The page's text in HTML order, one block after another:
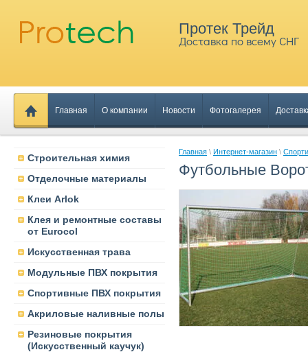
Протек Трейд
Доставка по всему СНГ
Главная О компании Новости Фотогалерея
Строительная химия
Отделочные материалы
Клеи Arlok
Клея и ремонтные составы
от Eurocol
Искусственная трава
Модульные ПВХ покрытия
Спортивные ПВХ покрытия
Акриловые наливные полы
Резиновые покрытия
(Искусственный каучук)
Главная \ Интернет-магазин \
Футбольные